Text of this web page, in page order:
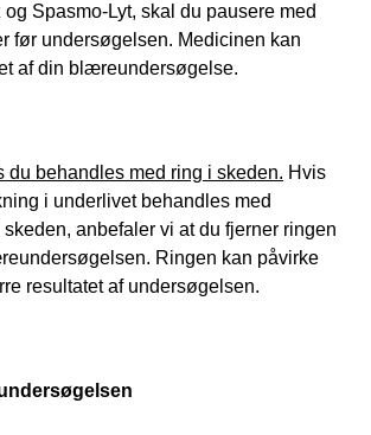
Spasmo-Lyt, skal du pausere med
før undersøgelsen. Medicinen kan
af din blæreundersøgelse.
du behandles med ring i skeden. Hvis
i underlivet behandles med
anbefaler vi at du fjerner ringen
Ringen kan påvirke
resultatet af undersøgelsen.